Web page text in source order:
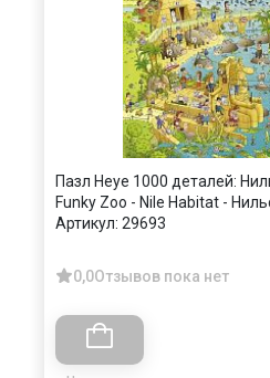
Пазл Heye 1000 деталей:
Funky Zoo - Nile Habitat -
Артикул: 29693
0,0Отзывов пока нет